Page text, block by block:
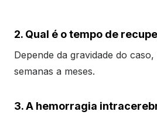
2. Qual é o tempo de
Depende da gravidade do
semanas a meses.
3. A hemorragia